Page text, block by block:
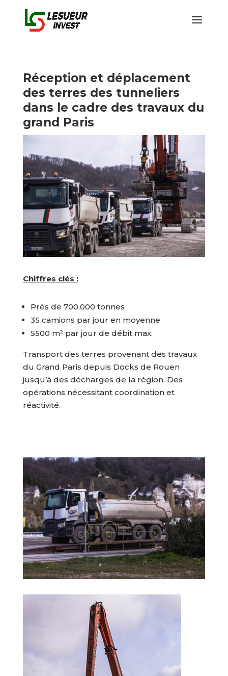
Réception et déplacement
des terres des tunneliers
dans le cadre des travaux du
grand Paris
Chiffres clés :
Près de 700.000 tonnes
35 camions par jour en moyenne
5500 m² par jour de débit max.
Transport des terres provenant des travaux
du Grand Paris depuis Docks de Rouen
jusqu’à des décharges de la région. Des
opérations nécessitant coordination et
réactivité.